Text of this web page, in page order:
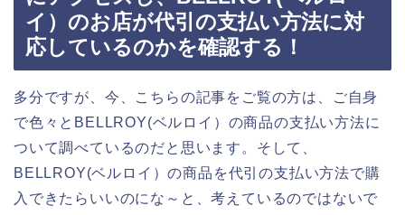
イ）のお店が代引の支払い方法に対
応しているのかを確認する！
多分ですが、今、こちらの記事をご覧の方は、ご自身
で色々とBELLROY(ベルロイ）の商品の支払い方法に
ついて調べているのだと思います。そして、
BELLROY(ベルロイ）の商品を代引の支払い方法で購
入できたらいいのにな～と、考えているのではないで